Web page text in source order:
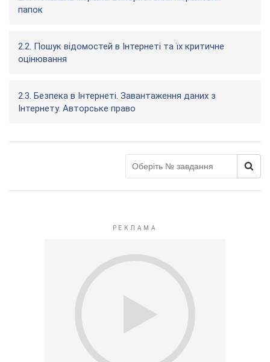
папок
2.2. Пошук відомостей в Інтернеті та їх критичне
оцінювання
2.3. Безпека в Інтернеті. Завантаження даних з
Інтернету. Авторське право